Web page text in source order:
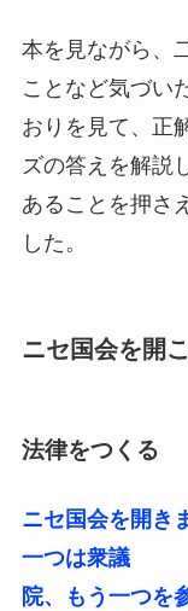
本を見ながら、
ことなど気づい
おりを見て、正
ズの答えを解説
あることを押さ
した。
ニセ国会を開
法律をつくる
ニセ国会を開き
一つは衆議
院、もう一つを